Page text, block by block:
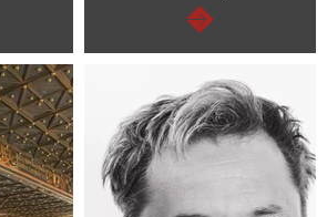
Tovább